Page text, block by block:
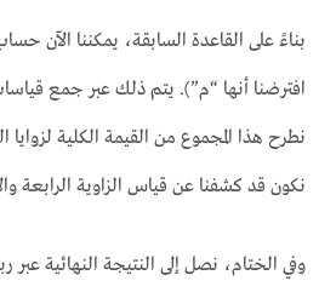
بناءً على القاعدة السابقة، يمكننا الآن
نكون قد كشفنا عن قياس الزاوية الرابعة
وفي الختام، نصل إلى النتيجة النهائية عبر